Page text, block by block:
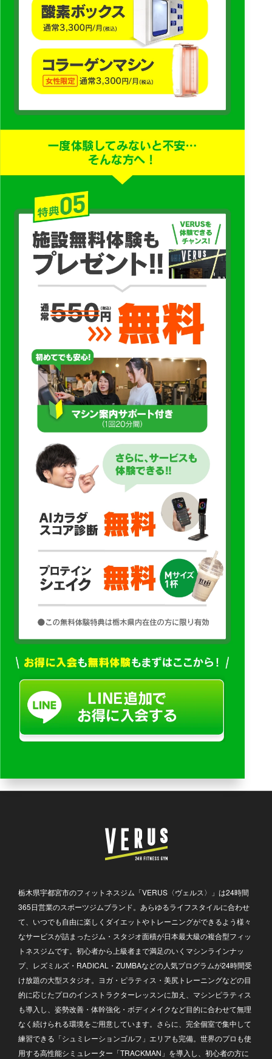
栃木県宇都宮市のフィットネスジム「VERUS〈ヴェルス〉」は24時間
365日営業のスポーツジムブランド。あらゆるライフスタイルに合わせ
て、いつでも自由に楽しくダイエットやトレーニングができるよう様々
なサービスが詰まったジム・スタジオ面積が日本最大級の複合型フィッ
トネスジムです。初心者から上級者まで満足のいくマシンラインナッ
プ、レズミルズ・RADICAL・ZUMBAなどの人気プログラムが24時間受
け放題の大型スタジオ。ヨガ・ピラティス・美尻トレーニングなどの目
的に応じたプロのインストラクターレッスンに加え、マシンピラティス
も導入し、姿勢改善・体幹強化・ボディメイクなど目的に合わせて無理
なく続けられる環境をご用意しています。さらに、完全個室で集中して
練習できる「シュミレーションゴルフ」エリアも完備。世界のプロも使
用する高性能シミュレーター「TRACKMAN」を導入し、初心者の方に